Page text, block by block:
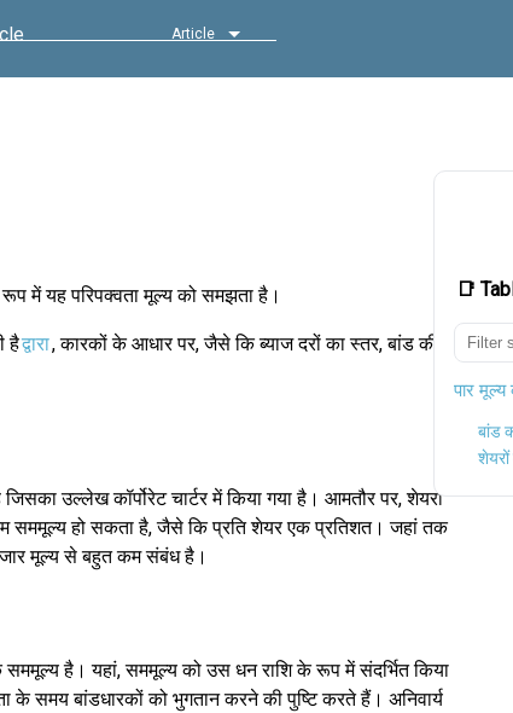
Article
📑
पार
बांड
शेयरों
में यह परिपक्वता मूल्य को समझता है।
हैद्वारा, कारकों के आधार पर, जैसे कि ब्याज दरों का स्तर, बांड की
उल्लेख कॉर्पोरेट चार्टर में किया गया है। आमतौर पर, शेयरों
सममूल्य हो सकता है, जैसे कि प्रति शेयर एक प्रतिशत। जहां तक
मूल्य से बहुत कम संबंध है।
है। यहां, सममूल्य को उस धन राशि के रूप में संदर्भित किया
के समय बांडधारकों को भुगतान करने की पुष्टि करते हैं। अनिवार्य